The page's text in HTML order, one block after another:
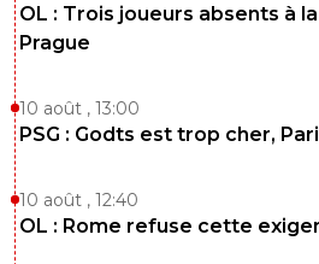
OL : Trois joueurs absents à
Prague
10 août , 13:00
PSG : Godts est trop cher,
10 août , 12:40
OL : Rome refuse cette